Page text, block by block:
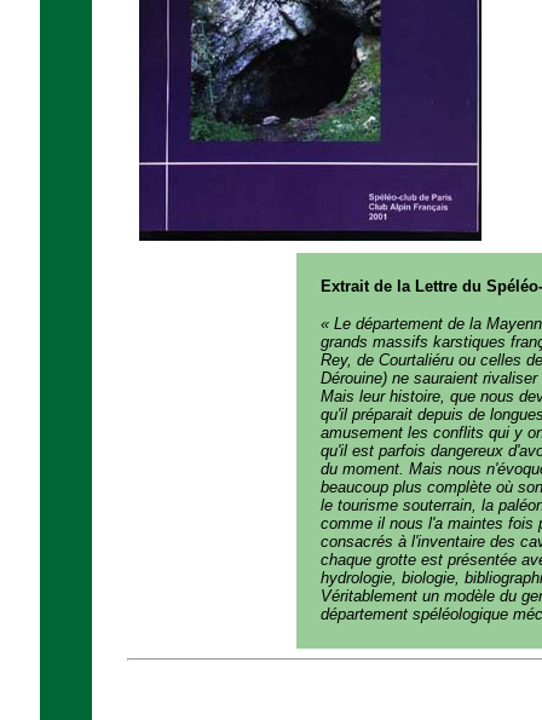
Extrait de la Lettre du
« Le département de la
grands massifs karstiques
Rey, de Courtaliéru ou celles
Dérouine) ne sauraient
Mais leur histoire, que nous
qu'il préparait depuis de
amusement les conflits qui y
qu'il est parfois dangereux
du moment. Mais nous
beaucoup plus complète où
le tourisme souterrain, la
comme il nous l'a maintes fois
consacrés à l'inventaire des
chaque grotte est présentée
hydrologie, biologie,
Véritablement un modèle du
département spéléologique